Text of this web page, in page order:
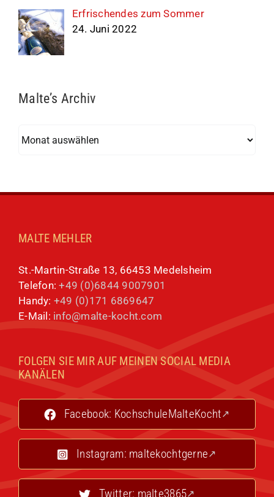
Erfrischendes zum Sommer
24. Juni 2022
Malte’s Archiv
Archiv
MALTE MEHLER
St.-Martin-Straße 13, 66453 Medelsheim
Telefon:+49 (0)6844 9007901
Handy: +49 (0)171 6869647
E-Mail: info@malte-kocht.com
FOLGEN SIE MIR AUF MEINEN SOCIAL MEDIA
KANÄLEN
Facebook: KochschuleMalteKocht
Instagram: maltekochtgerne
Twitter: malte3865